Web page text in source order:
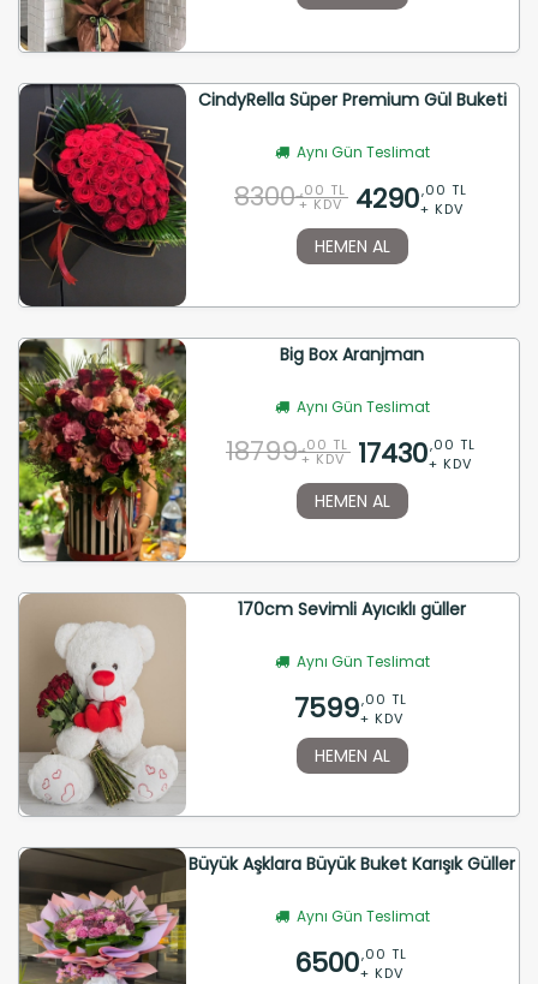
CindyRella Süper Premium Gül Buketi
Aynı Gün Teslimat
8300 ,00 TL
+ KDV 4290,00 TL
+ KDV
HEMEN AL
Big Box Aranjman
Aynı Gün Teslimat
18799 ,00 TL
+ KDV 17430,00 TL
+ KDV
HEMEN AL
170cm Sevimli Ayıcıklı güller
Aynı Gün Teslimat
7599,00 TL
+ KDV
HEMEN AL
Büyük Aşklara Büyük Buket Karışık Güller
Aynı Gün Teslimat
6500,00 TL
+ KDV